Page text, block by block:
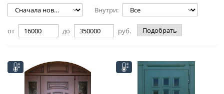
Внутри:
от до руб. Подобрать